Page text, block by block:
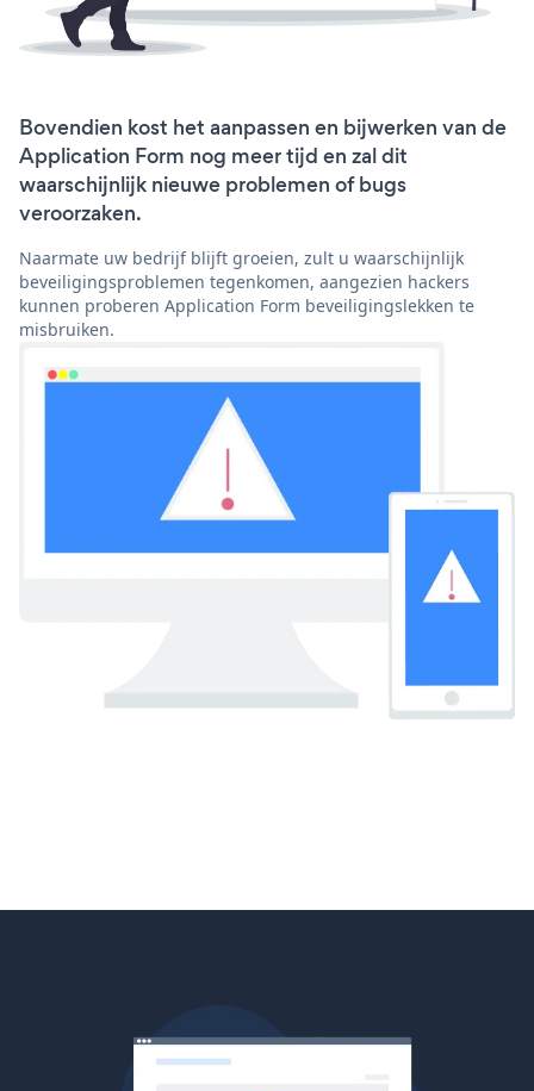
Bovendien kost het aanpassen en bijwerken van de
Application Form nog meer tijd en zal dit
waarschijnlijk nieuwe problemen of bugs
veroorzaken.
Naarmate uw bedrijf blijft groeien, zult u waarschijnlijk
beveiligingsproblemen tegenkomen, aangezien hackers
kunnen proberen Application Form beveiligingslekken te
misbruiken.